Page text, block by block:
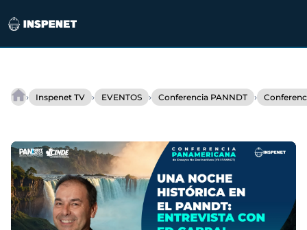
contenido
› Inspenet TV › EVENTOS › Conferencia PANNDT ›
PANNDT
la
comunidad
global
de
NDT
en
Niagara
Falls